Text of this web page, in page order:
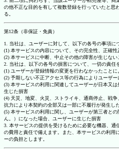
の他不正な目的を有して複数登録を行っていたと思
る。
第12条（非保証・免責）
1. 当社は、ユーザーに対して、以下の各号の事項に
(1) 本サービスの内容について、その完全性、正確性
(2) 本サービスに中断、中止その他の障害が生じない
2. 当社は、以下の各号の損害について、一切の責任
(1) ユーザーが登録情報の変更を行わなかったこと
(2) 予期しない不正アクセス等の行為によりユーザー
(3) 本サービスの利用に関連してユーザーが日本又
生じた損害
(4) 天災、地変、火災、ストライキ、通商停止、戦
抗力により本契約の全部又は一部に不履行が発生し
(5) 本サービスの利用に関し、ユーザーが第三者と
ん。）になった場合、ユーザーに生じた損害
3. 本サービスの提供を受けるために必要な機器、通
の費用と責任で備えます。また、本サービスの利用
ーの負担とします。